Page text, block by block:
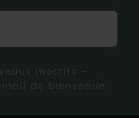
inscrits -
de bienvenue